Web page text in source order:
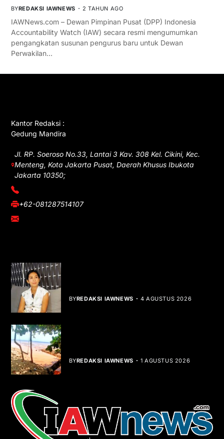
BYREDAKSI IAWNEWS 2 TAHUN AGO
IAWNews.com – Dewan Pimpinan Pusat (DPP) Indonesia
Accountability Watch (IAW) secara resmi mengumumkan
pengangkatan susunan pengurus baru untuk Dewan
Perwakilan…
Kantor Redaksi :
Gedung Mandira
Jl. RP. Soeroso No.33, Lantai 3 Kav. 308 Kel. Cikini, Kec.
Menteng, Kota Jakarta Pusat, Daerah Khusus Ibukota
Jakarta 10350;
(021) 3908026
+62-081287514107
adm@iawnews.com
BYREDAKSI IAWNEWS 4 AGUSTUS 2026
BYREDAKSI IAWNEWS 1 AGUSTUS 2026